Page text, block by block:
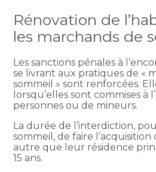
Rénovation de
les marchands de
Les sanctions pénales à
se livrant aux pratiques de «
sommeil » sont renforcées.
lorsqu’elles sont commises à
personnes ou de mineurs.
La durée de l’interdiction,
sommeil, de faire
autre que leur résidence
15 ans.